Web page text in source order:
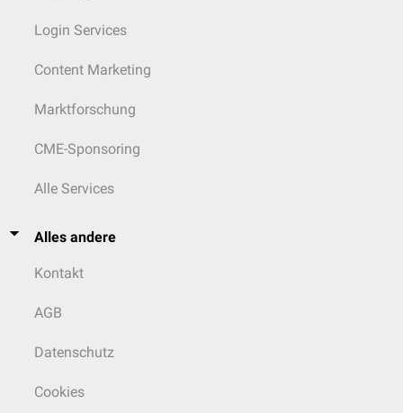
Login Services
Content Marketing
Marktforschung
CME-Sponsoring
Alle Services
Alles andere
Kontakt
AGB
Datenschutz
Cookies